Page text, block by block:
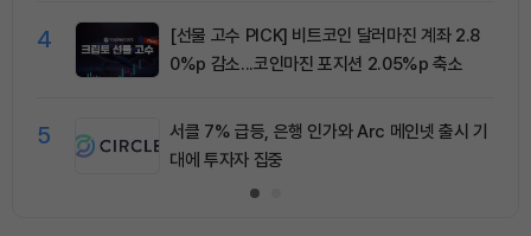
4
[선물 고수 PICK] 비트코인 달러마진 계좌 2.8
0%p 감소...코인마진 포지션 2.05%p 축소
5
서클 7% 급등, 은행 인가와 Arc 메인넷 출시 기
대에 투자자 집중